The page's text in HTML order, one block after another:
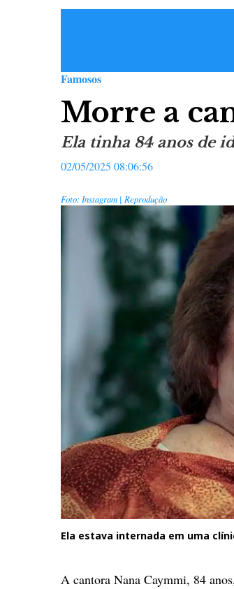
Famosos
Morre a
Ela tinha 84 anos de
02/05/2025 08:06:56
Foto: Instagram | Reprodução
Ela estava internada em uma
A cantora Nana Caymmi, 84